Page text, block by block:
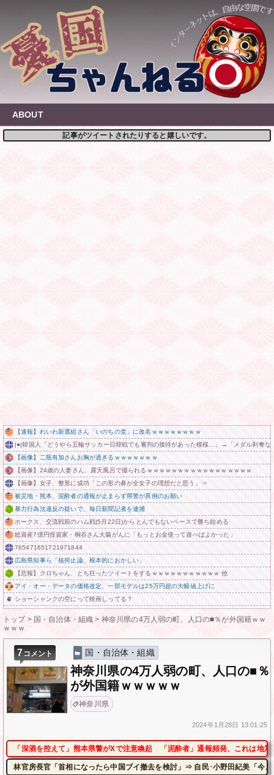
content
ABOUT
記事がツイートされたりすると嬉しいです。
【速報】れいわ新選組さん「いのちの党」に改名ｗｗｗｗｗｗｗｗ
|●|韓国人「どうやら五輪サッカー日韓戦でも審判の接待があった模様…」→「メダル剥奪な
【画像】二瓶有加さんお胸が過ぎるｗｗｗｗｗｗｗ
【画像】24歳の人妻さん、露天風呂で撮られるｗｗｗｗｗｗｗｗｗｗｗｗｗｗｗｗｗ
【画像】女子、整形に成功「この形の鼻が全女子の理想だと思う」⇒
被災地・熊本、泥酔者の通報が止まらず県警が異例のお願い
暴力行為法違反の疑いで、毎日新聞記者を逮捕
ホークス、交流戦前のハム戦(5月22日)からとんでもないペースで勝ち始める
総資産7億円投資家・桐谷さん大腸がんに「もっとお金使って遊べばよかった」
765471651721971844
広島県知事ら「核抑止論、根本的におかしい」
【悲報】クロちゃん、とち狂ったツイートをするｗｗｗｗｗｗｗｗｗｗｗ 他
アイ・オー・データの価格改定、一部モデルは25万円超の大幅値上げに
ショーシャンクの空にって映画しってる？
トップ> 国・自治体・組織 > 神奈川県の4万人弱の町、人口の■％が外国籍ｗｗ
ｗｗｗ
7コメント 国・自治体・組織
神奈川県の4万人弱の町、人口の■％
が外国籍ｗｗｗｗｗ
神奈川県
2024年1月28日 13:01:25
「深酒を控えて」熊本県警がXで注意喚起 「泥酔者」通報頻発、これは地震
林官房長官「首相になったら中国ブイ撤去を検討」⇒ 自民･小野田紀美「今